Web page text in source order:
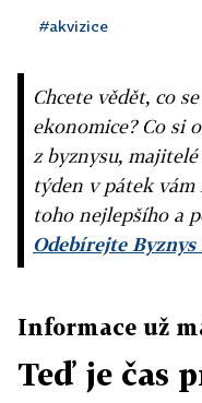
#akvizice
Chcete vědět, co
ekonomice? Co si
z byznysu,
týden v pátek
toho nejlepšího a
Odebírejte Byznys
Informace už
Teď je čas